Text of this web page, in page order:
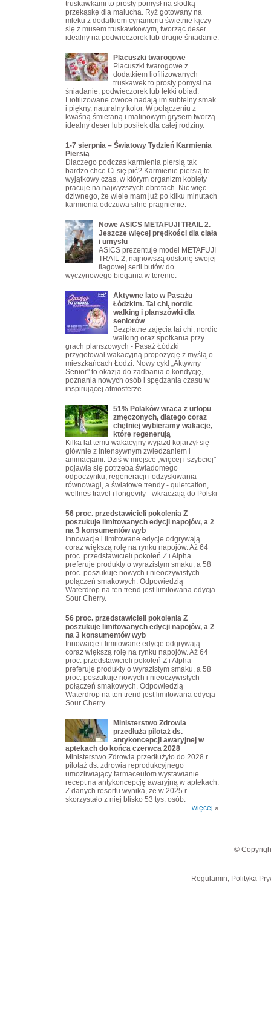
truskawkami to prosty pomysł na słodką
przekąskę dla malucha. Ryż gotowany na
mleku z dodatkiem cynamonu świetnie łączy
się z musem truskawkowym, tworząc deser
idealny na podwieczorek lub drugie śniadanie.
Placuszki twarogowe
Placuszki twarogowe z
dodatkiem liofilizowanych
truskawek to prosty pomysł na
śniadanie, podwieczorek lub lekki obiad.
Liofilizowane owoce nadają im subtelny smak
i piękny, naturalny kolor. W połączeniu z
kwaśną śmietaną i malinowym grysem tworzą
idealny deser lub posiłek dla całej rodziny.
1-7 sierpnia – Światowy Tydzień Karmienia
Piersią
Dlaczego podczas karmienia piersią tak
bardzo chce Ci się pić? Karmienie piersią to
wyjątkowy czas, w którym organizm kobiety
pracuje na najwyższych obrotach. Nic więc
dziwnego, że wiele mam już po kilku minutach
karmienia odczuwa silne pragnienie.
Nowe ASICS METAFUJI TRAIL 2.
Jeszcze więcej prędkości dla ciała
i umysłu
ASICS prezentuje model METAFUJI
TRAIL 2, najnowszą odsłonę swojej
flagowej serii butów do
wyczynowego biegania w terenie.
Aktywne lato w Pasażu
Łódzkim. Tai chi, nordic
walking i planszówki dla
seniorów
Bezpłatne zajęcia tai chi, nordic
walking oraz spotkania przy
grach planszowych - Pasaż Łódzki
przygotował wakacyjną propozycję z myślą o
mieszkańcach Łodzi. Nowy cykl „Aktywny
Senior" to okazja do zadbania o kondycję,
poznania nowych osób i spędzania czasu w
inspirującej atmosferze.
51% Polaków wraca z urlopu
zmęczonych, dlatego coraz
chętniej wybieramy wakacje,
które regenerują
Kilka lat temu wakacyjny wyjazd kojarzył się
głównie z intensywnym zwiedzaniem i
animacjami. Dziś w miejsce „więcej i szybciej"
pojawia się potrzeba świadomego
odpoczynku, regeneracji i odzyskiwania
równowagi, a światowe trendy - quietcation,
wellnes travel i longevity - wkraczają do Polski
56 proc. przedstawicieli pokolenia Z
poszukuje limitowanych edycji napojów, a 2
na 3 konsumentów wyb
Innowacje i limitowane edycje odgrywają
coraz większą rolę na rynku napojów. Aż 64
proc. przedstawicieli pokoleń Z i Alpha
preferuje produkty o wyrazistym smaku, a 58
proc. poszukuje nowych i nieoczywistych
połączeń smakowych. Odpowiedzią
Waterdrop na ten trend jest limitowana edycja
Sour Cherry.
56 proc. przedstawicieli pokolenia Z
poszukuje limitowanych edycji napojów, a 2
na 3 konsumentów wyb
Innowacje i limitowane edycje odgrywają
coraz większą rolę na rynku napojów. Aż 64
proc. przedstawicieli pokoleń Z i Alpha
preferuje produkty o wyrazistym smaku, a 58
proc. poszukuje nowych i nieoczywistych
połączeń smakowych. Odpowiedzią
Waterdrop na ten trend jest limitowana edycja
Sour Cherry.
Ministerstwo Zdrowia
przedłuża pilotaż ds.
antykoncepcji awaryjnej w
aptekach do końca czerwca 2028
Ministerstwo Zdrowia przedłużyło do 2028 r.
pilotaż ds. zdrowia reprodukcyjnego
umożliwiający farmaceutom wystawianie
recept na antykoncepcję awaryjną w aptekach.
Z danych resortu wynika, że w 2025 r.
skorzystało z niej blisko 53 tys. osób.
więcej »
©
Regulamin, Polityka